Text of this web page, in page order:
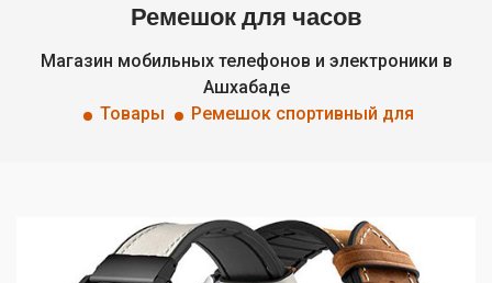
Ремешок для часов
Магазин мобильных телефонов и электроники в
Ашхабаде
Товары
Ремешок спортивный для